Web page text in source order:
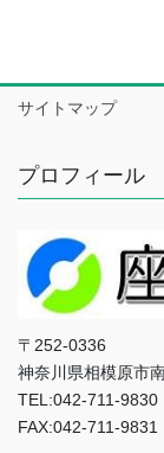
サイトマップ
プロフィール
〒252-0336
神奈川県相模原市
TEL:042-711-9830
FAX:042-711-9831